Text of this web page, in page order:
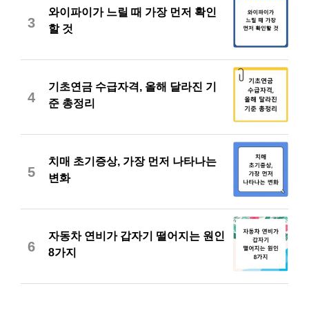
3
와이파이가 느릴 때 가장 먼저 확인
할 것
4
기초연금 수급자격, 올해 달라진 기
준 총정리
5
치매 초기증상, 가장 먼저 나타나는
변화
6
자동차 연비가 갑자기 떨어지는 원인
8가지